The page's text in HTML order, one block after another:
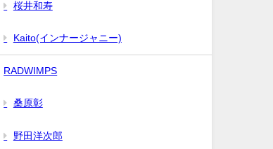
桜井和寿
Kaito(インナージャニー)
RADWIMPS
桑原彰
野田洋次郎